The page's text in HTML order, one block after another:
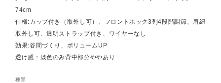
74cm
仕様:カップ付き（取外し可）、フロントホック3列4段階調節、肩紐
取外し可、透明ストラップ付き、ワイヤーなし
効果:谷間づくり、ボリュームUP
透け感：淡色のみ背中部分ややあり
種類